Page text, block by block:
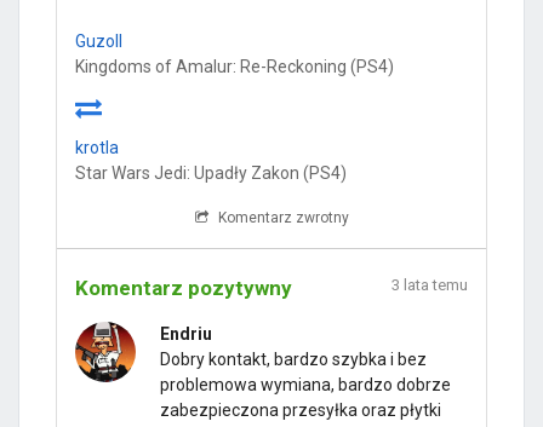
Guzoll
Kingdoms of Amalur: Re-Reckoning (PS4)
krotla
Star Wars Jedi: Upadły Zakon (PS4)
Komentarz zwrotny
Komentarz pozytywny 3 lata temu
Endriu
Dobry kontakt, bardzo szybka i bez
problemowa wymiana, bardzo dobrze
zabezpieczona przesyłka oraz płytki